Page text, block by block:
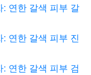
연한 갈색 피부 갈
연한 갈색 피부 진
연한 갈색 피부 검